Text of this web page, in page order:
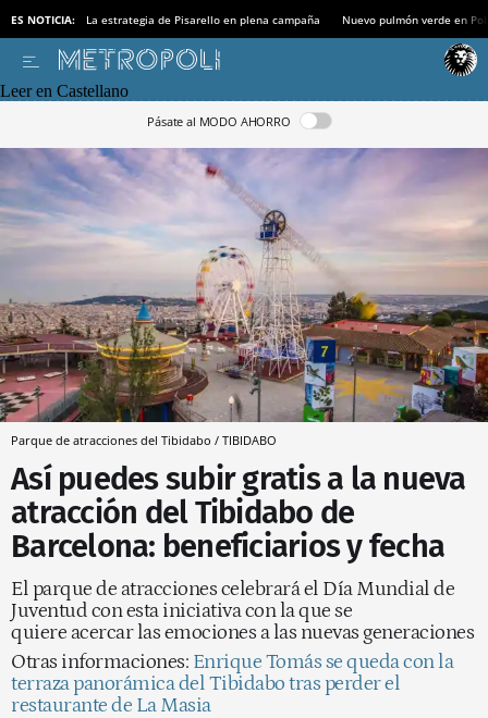
ES NOTICIA: La estrategia de Pisarello en plena campaña Nuevo pulmón verde en
Leer en Castellano
Pásate al MODO AHORRO
Parque de atracciones del Tibidabo / TIBIDABO
Así puedes subir gratis a la nueva
atracción del Tibidabo de
Barcelona: beneficiarios y fecha
El parque de atracciones celebrará el Día Mundial de
Juventud con esta iniciativa con la que se
quiere acercar las emociones a las nuevas generaciones
Otras informaciones: Enrique Tomás se queda con la
terraza panorámica del Tibidabo tras perder el
restaurante de La Masia